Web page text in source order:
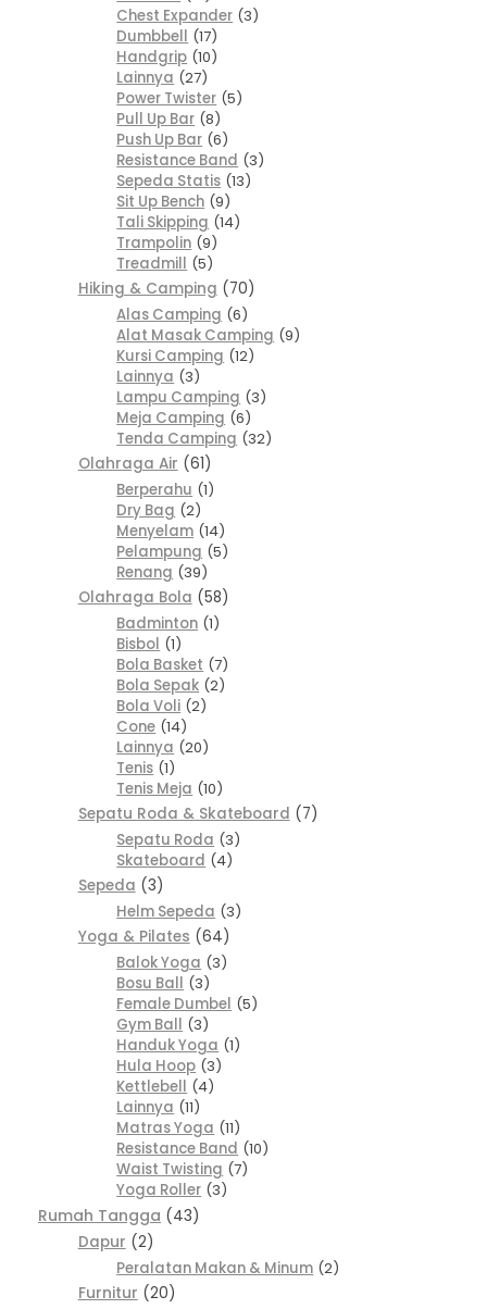
Chest Expander 3
Dumbbell 17
Handgrip 10
Lainnya 27
Power Twister 5
Pull Up Bar 8
Push Up Bar 6
Resistance Band 3
Sepeda Statis 13
Sit Up Bench 9
Tali Skipping 14
Trampolin 9
Treadmill 5
Hiking & Camping
70
Alas Camping 6
Alat Masak Camping 9
Kursi Camping 12
Lainnya 3
Lampu Camping 3
Meja Camping 6
Tenda Camping 32
Olahraga Air
61
Berperahu 1
Dry Bag 2
Menyelam 14
Pelampung 5
Renang 39
Olahraga Bola
58
Badminton 1
Bisbol 1
Bola Basket 7
Bola Sepak 2
Bola Voli 2
Cone 14
Lainnya 20
Tenis 1
Tenis Meja 10
Sepatu Roda & Skateboard
7
Sepatu Roda 3
Skateboard 4
Sepeda
3
Helm Sepeda 3
Yoga & Pilates
64
Balok Yoga 3
Bosu Ball 3
Female Dumbel 5
Gym Ball 3
Handuk Yoga 1
Hula Hoop 3
Kettlebell 4
Lainnya 11
Matras Yoga 11
Resistance Band 10
Waist Twisting 7
Yoga Roller 3
Rumah Tangga 43
Dapur
2
Peralatan Makan & Minum 2
Furnitur
20